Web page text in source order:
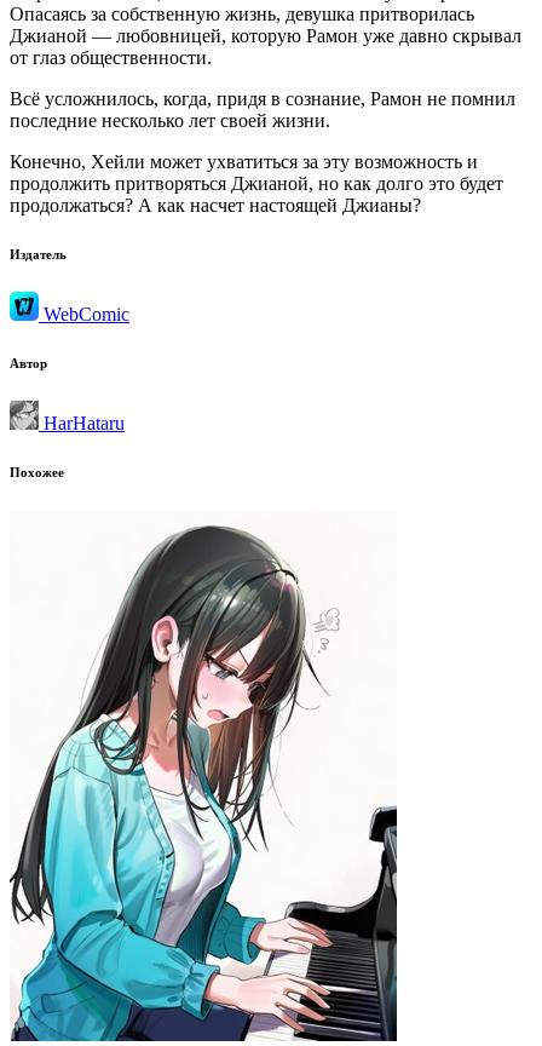
Опасаясь за собственную жизнь, девушка притворилась
Джианой — любовницей, которую Рамон уже давно скрывал
от глаз общественности.
Всё усложнилось, когда, придя в сознание, Рамон не помнил
последние несколько лет своей жизни.
Конечно, Хейли может ухватиться за эту возможность и
продолжить притворяться Джианой, но как долго это будет
продолжаться? А как насчет настоящей Джианы?
Издатель
WebComic
Автор
HarHataru
Похожее